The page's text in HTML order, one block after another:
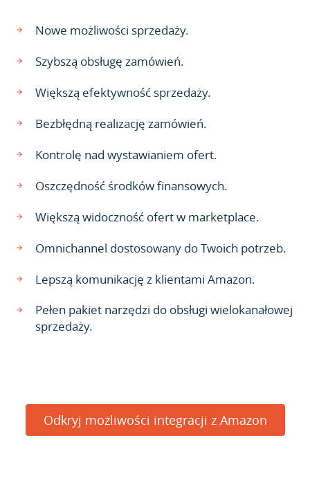
Nowe możliwości sprzedaży.
Szybszą obsługę zamówień.
Większą efektywność sprzedaży.
Bezbłędną realizację zamówień.
Kontrolę nad wystawianiem ofert.
Oszczędność środków finansowych.
Większą widoczność ofert w marketplace.
Omnichannel dostosowany do Twoich potrzeb.
Lepszą komunikację z klientami Amazon.
Pełen pakiet narzędzi do obsługi wielokanałowej
sprzedaży.
Odkryj możliwości integracji z Amazon